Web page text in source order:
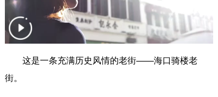
这是一条充满历史风情的老街——海口骑楼老
街。